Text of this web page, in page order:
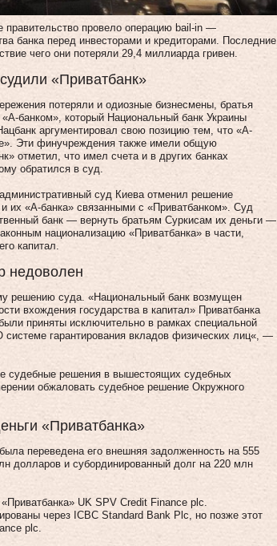
правительство провело операцию bail-in —
банка перед инвесторами и кредиторами. Последние
чего они потеряли 29,4 миллиарда гривен.
«Приватбанк»
потеряли и одиозные бизнесмены, братья
банком», который Национальный банк Украины
аргументировал свою позицию тем, что «А-
Эти финучреждения также имели общую
отметил, что имел счета и в других банках
обратился в суд.
суд Киева отменил решение
их «А-банка» связанными с «Приватбанком». Суд
банк — вернуть братьям Суркисам их деньги —
национализацию «Приватбанка» в части,
капитал.
недоволен
решению суда. «Национальный банк возмущен
вхождения государства в капитал» Приватбанка
приняты исключительно в рамках специальной
гарантирования вкладов физических лиц«, —
судебные решения в вышестоящих судебных
обжаловать судебное решение Окружного
«Приватбанка»
переведена его внешняя задолженность на 555
долларов и субординированный долг на 220 млн
UK SPV Credit Finance plc.
через ICBC Standard Bank Plc, но позже этот
plc.